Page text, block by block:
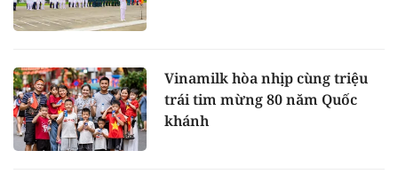
Vinamilk hòa nhịp cùng triệu
trái tim mừng 80 năm Quốc
khánh